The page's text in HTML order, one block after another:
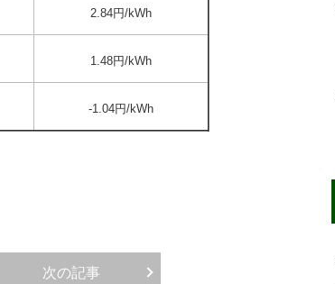
2.84円/kWh
1.48円/kWh
-1.04円/kWh
次の記事